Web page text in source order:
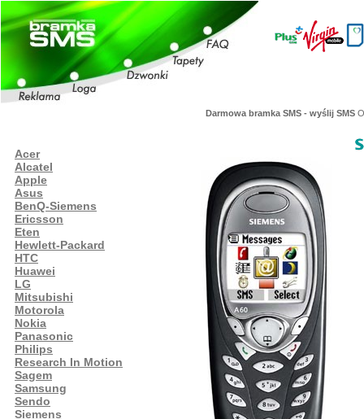
Darmowa bramka SMS - wyślij SMS
Acer
Alcatel
Apple
Asus
BenQ-Siemens
Ericsson
Eten
Hewlett-Packard
HTC
Huawei
LG
Mitsubishi
Motorola
Nokia
Panasonic
Philips
Research In Motion
Sagem
Samsung
Sendo
Siemens